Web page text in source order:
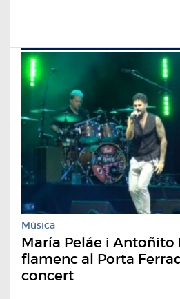
Música
María Peláe i
flamenc al Porta
concert